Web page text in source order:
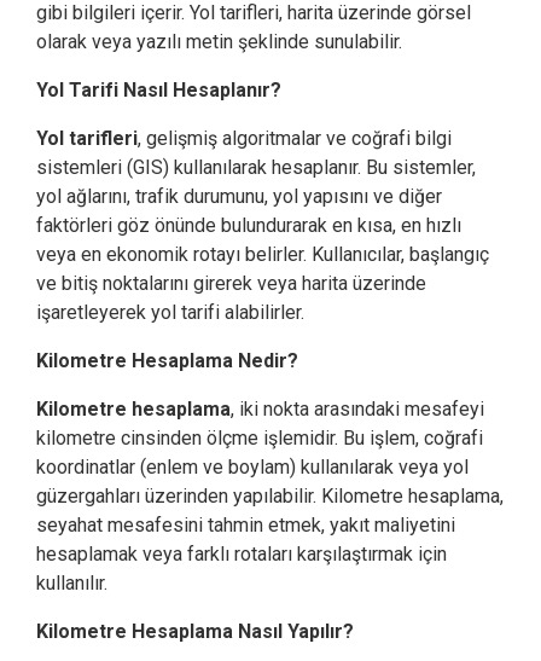
gibi bilgileri içerir. Yol tarifleri, harita üzerinde görsel
olarak veya yazılı metin şeklinde sunulabilir.
Yol Tarifi Nasıl Hesaplanır?
Yol tarifleri, gelişmiş algoritmalar ve coğrafi bilgi
sistemleri (GIS) kullanılarak hesaplanır. Bu sistemler,
yol ağlarını, trafik durumunu, yol yapısını ve diğer
faktörleri göz önünde bulundurarak en kısa, en hızlı
veya en ekonomik rotayı belirler. Kullanıcılar, başlangıç
ve bitiş noktalarını girerek veya harita üzerinde
işaretleyerek yol tarifi alabilirler.
Kilometre Hesaplama Nedir?
Kilometre hesaplama, iki nokta arasındaki mesafeyi
kilometre cinsinden ölçme işlemidir. Bu işlem, coğrafi
koordinatlar (enlem ve boylam) kullanılarak veya yol
güzergahları üzerinden yapılabilir. Kilometre hesaplama,
seyahat mesafesini tahmin etmek, yakıt maliyetini
hesaplamak veya farklı rotaları karşılaştırmak için
kullanılır.
Kilometre Hesaplama Nasıl Yapılır?